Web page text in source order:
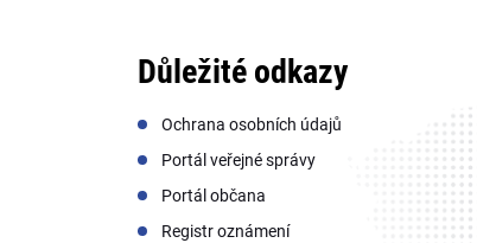
Důležité odkazy
Ochrana osobních údajů
Portál veřejné správy
Portál občana
Registr oznámení